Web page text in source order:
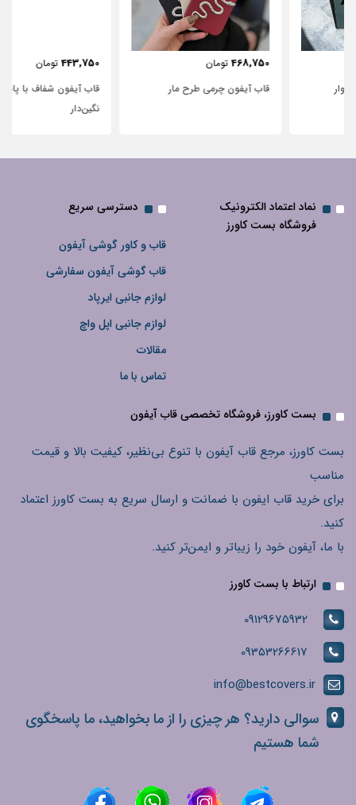
تومان
قاب آیفون چرمی طرح مار
تومان
قاب آیفون شفاف با پاپیون سفید و
نماد اعتماد الکترونیک
فروشگاه بست کاورز
دسترسی سریع
قاب و کاور گوشی آیفون
قاب گوشی آیفون سفارشی
لوازم جانبی ایرپاد
لوازم جانبی اپل واچ
مقالات
تماس با ما
بست کاورز، فروشگاه تخصصی قاب آیفون
بست کاورز، مرجع قاب آیفون با تنوع بی‌نظیر، کیفیت بالا و قیمت
مناسب
برای خرید قاب ایفون با ضمانت و ارسال سریع به بست کاورز اعتماد
کنید.
با ما، آیفون خود را زیباتر و ایمن‌تر کنید.
ارتباط با بست کاورز
09129675932
09353266617
info@bestcovers.ir
سوالی دارید؟ هر چیزی را از ما بخواهید، ما پاسخگوی
شما هستیم